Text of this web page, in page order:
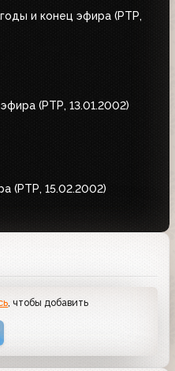
и конец эфира (РТР,
(РТР, 13.01.2002)
(РТР, 15.02.2002)
, чтобы добавить